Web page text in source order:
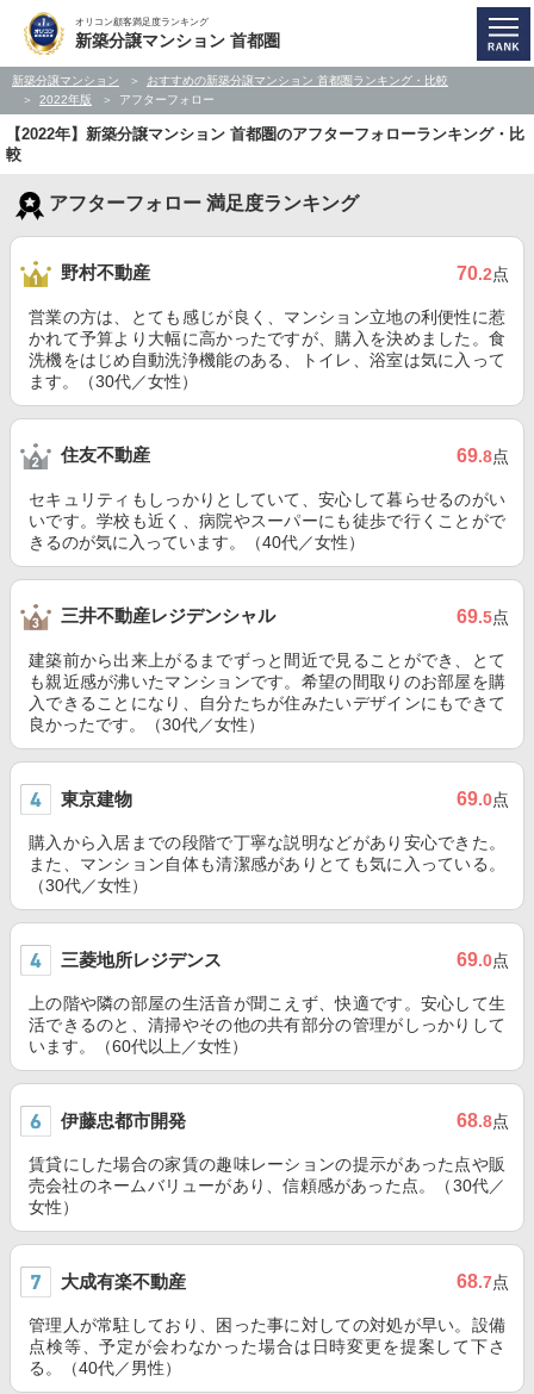
オリコン顧客満足度ランキング
新築分譲マンション 首都圏
新築分譲マンション
おすすめの新築分譲マンション 首都圏ランキング・比較
2022年版
アフターフォロー
【2022年】新築分譲マンション 首都圏のアフターフォローランキング・比
較
アフターフォロー 満足度ランキング
野村不動産 70.2点
営業の方は、とても感じが良く、マンション立地の利便性に惹
かれて予算より大幅に高かったですが、購入を決めました。食
洗機をはじめ自動洗浄機能のある、トイレ、浴室は気に入って
ます。（30代／女性）
住友不動産 69.8点
セキュリティもしっかりとしていて、安心して暮らせるのがい
いです。学校も近く、病院やスーパーにも徒歩で行くことがで
きるのが気に入っています。（40代／女性）
三井不動産レジデンシャル 69.5点
建築前から出来上がるまでずっと間近で見ることができ、とて
も親近感が沸いたマンションです。希望の間取りのお部屋を購
入できることになり、自分たちが住みたいデザインにもできて
良かったです。（30代／女性）
東京建物 69.0点
購入から入居までの段階で丁寧な説明などがあり安心できた。
また、マンション自体も清潔感がありとても気に入っている。
（30代／女性）
三菱地所レジデンス 69.0点
上の階や隣の部屋の生活音が聞こえず、快適です。安心して生
活できるのと、清掃やその他の共有部分の管理がしっかりして
います。（60代以上／女性）
伊藤忠都市開発 68.8点
賃貸にした場合の家賃の趣味レーションの提示があった点や販
売会社のネームバリューがあり、信頼感があった点。（30代／
女性）
大成有楽不動産 68.7点
管理人が常駐しており、困った事に対しての対処が早い。設備
点検等、予定が会わなかった場合は日時変更を提案して下さ
る。（40代／男性）